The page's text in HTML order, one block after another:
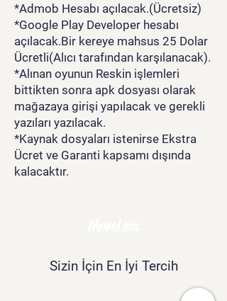
*Admob Hesabı açılacak.(Ücretsiz)
*Google Play Developer hesabı
açılacak.Bir kereye mahsus 25 Dolar
Ücretli(Alıcı tarafından karşılanacak).
*Alınan oyunun Reskin işlemleri
bittikten sonra apk dosyası olarak
mağazaya girişi yapılacak ve gerekli
yazıları yazılacak.
*Kaynak dosyaları istenirse Ekstra
Ücret ve Garanti kapsamı dışında
kalacaktır.
Sizin İçin En İyi Tercih